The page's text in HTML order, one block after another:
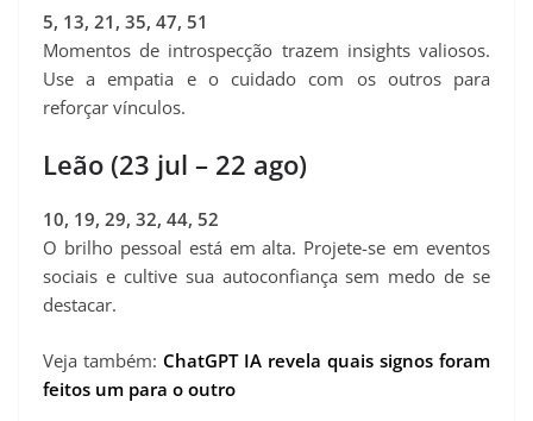
5, 13, 21, 35, 47, 51
Momentos de introspecção trazem insights valiosos.
Use a empatia e o cuidado com os outros para
reforçar vínculos.
Leão (23 jul – 22 ago)
10, 19, 29, 32, 44, 52
O brilho pessoal está em alta. Projete-se em eventos
sociais e cultive sua autoconfiança sem medo de se
destacar.
Veja também: ChatGPT IA revela quais signos foram
feitos um para o outro